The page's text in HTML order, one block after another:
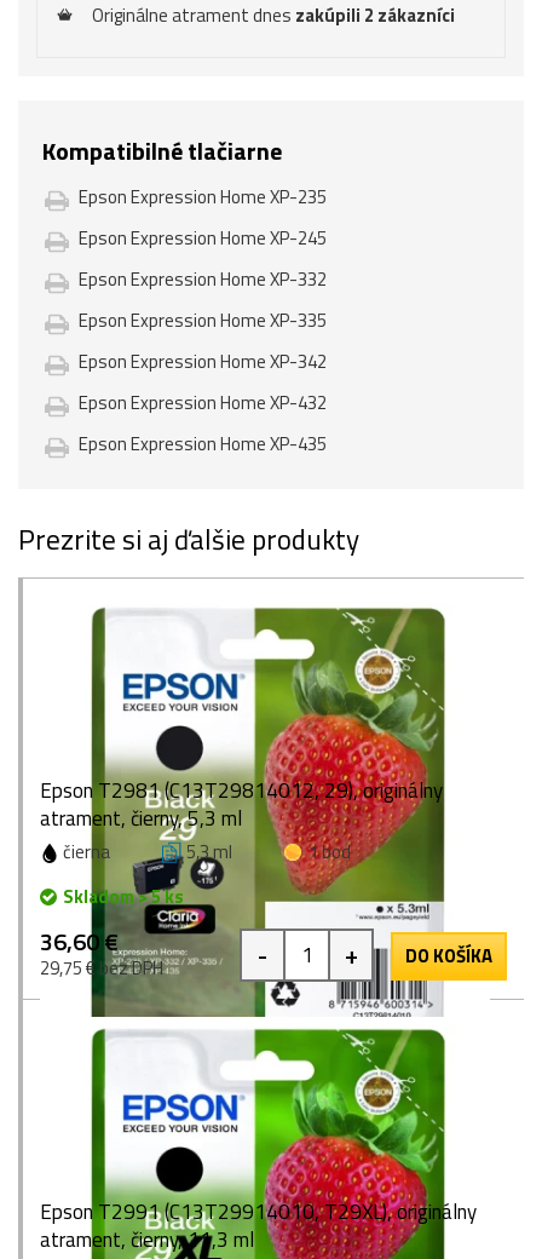
Originálne atrament dnes zakúpili 2 zákazníci
Kompatibilné tlačiarne
Epson Expression Home XP-235
Epson Expression Home XP-245
Epson Expression Home XP-332
Epson Expression Home XP-335
Epson Expression Home XP-342
Epson Expression Home XP-432
Epson Expression Home XP-435
Prezrite si aj ďalšie produkty
Epson T2981 (C13T29814012, 29), originálny
atrament, čierny, 5,3 ml
čierna 5,3 ml
1 bod
Skladom > 5 ks
36,60 €
29,75 € bez DPH - + DO KOŠÍKA
Epson T2991 (C13T29914010, T29XL), originálny
atrament, čierny, 11,3 ml